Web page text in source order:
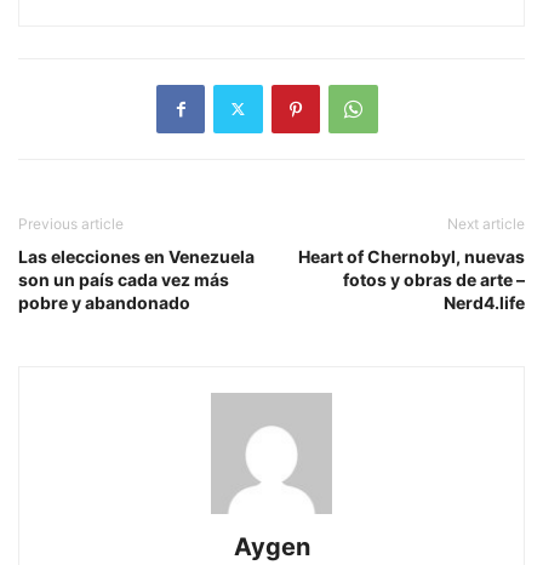
Previous article
Las elecciones en Venezuela
son un país cada vez más
pobre y abandonado
Next article
Heart of Chernobyl, nuevas
fotos y obras de arte –
Nerd4.life
Aygen